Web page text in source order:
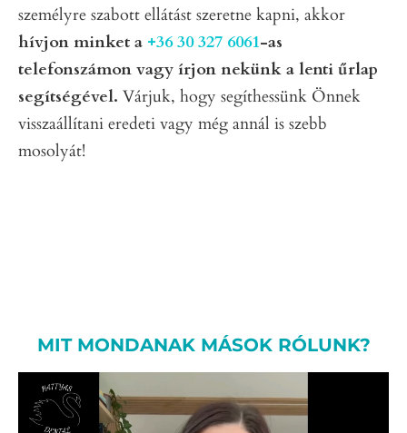
személyre szabott ellátást szeretne kapni, akkor
hívjon minket a +36 30 327 6061-as
telefonszámon vagy írjon nekünk a lenti űrlap
segítségével. Várjuk, hogy segíthessünk Önnek
visszaállítani eredeti vagy még annál is szebb
mosolyát!
MIT MONDANAK MÁSOK RÓLUNK?